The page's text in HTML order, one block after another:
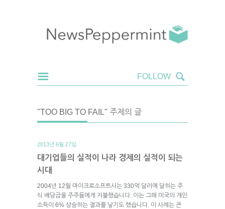
"TOO BIG TO FAIL" 주제의 글
2013년 6월 27일.
대기업들의 실적이 나라 경제의 실적이 되는
시대
2004년 12월 마이크로소프트사는 330억 달러에 달하는 주
식 배당금을 주주들에게 지불했습니다. 이는 그해 미국의 개인
소득이 6% 상승하는 결과를 낳기도 했습니다. 이 사례는 큰